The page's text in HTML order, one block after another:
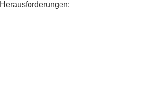
Herausforderungen: